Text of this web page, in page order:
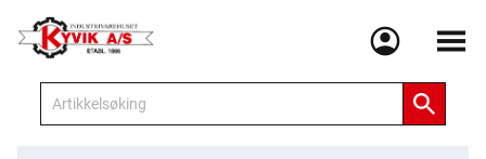
Meny